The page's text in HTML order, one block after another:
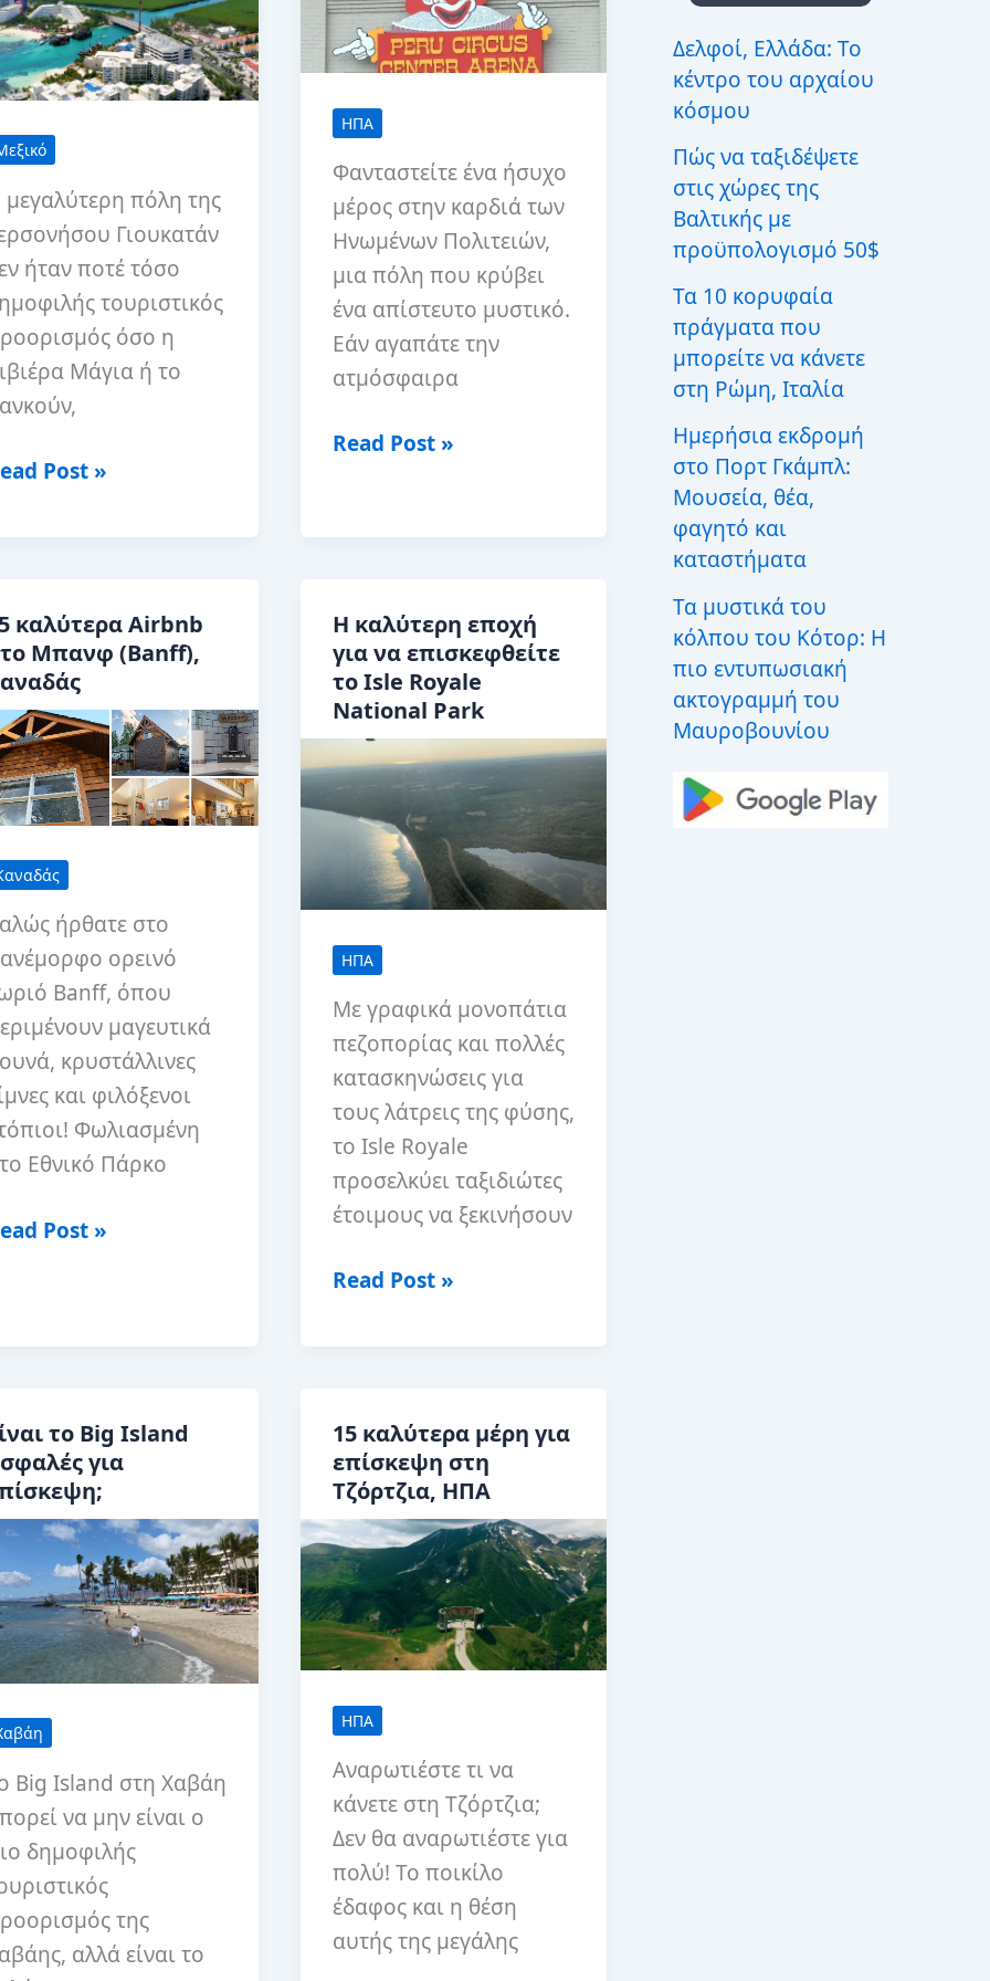
μεγαλύτερη πόλη της
Γιουκατάν
ήταν ποτέ τόσο
τουριστικός
όσο η
Μάγια ή το
Post »
ΗΠΑ
Φανταστείτε ένα ήσυχο
μέρος στην καρδιά των
Ηνωμένων Πολιτειών,
μια πόλη που κρύβει
ένα απίστευτο μυστικό.
Εάν αγαπάτε την
ατμόσφαιρα
Καλώς
Η
Καρδιά
του
Παγκόσμιου
Τσίρκου
Read Post »
καλύτερα Airbnb
Μπανφ (Banff),
ήρθατε στο
ορεινό
Banff, όπου
μαγευτικά
κρυστάλλινες
και φιλόξενοι
Φωλιασμένη
Εθνικό Πάρκο
Post »
Η καλύτερη εποχή
για να επισκεφθείτε
το Isle Royale
National Park
ΗΠΑ
Με γραφικά μονοπάτια
πεζοπορίας και πολλές
κατασκηνώσεις για
τους λάτρεις της φύσης,
το Isle Royale
προσελκύει ταξιδιώτες
έτοιμους να ξεκινήσουν
Η
επισκεφθείτε
το
Isle
Royale
National
Park
Read Post »
το Big Island
για
Big Island στη Χαβάη
να μην είναι ο
δημοφιλής
της
αλλά είναι το
15 καλύτερα μέρη για
επίσκεψη στη
Τζόρτζια, ΗΠΑ
ΗΠΑ
Αναρωτιέστε τι να
κάνετε στη Τζόρτζια;
Δεν θα αναρωτιέστε για
πολύ! Το ποικίλο
έδαφος και η θέση
αυτής της μεγάλης
:Δελφοί, Ελλάδα: Το
κέντρο του αρχαίου
κόσμου
Πώς να ταξιδέψετε
στις χώρες της
Βαλτικής με
προϋπολογισμό 50$
Τα 10 κορυφαία
πράγματα που
μπορείτε να κάνετε
στη Ρώμη, Ιταλία
Ημερήσια εκδρομή
στο Πορτ Γκάμπλ:
Μουσεία, θέα,
φαγητό και
καταστήματα
Τα μυστικά του
κόλπου του Κότορ: Η
πιο εντυπωσιακή
ακτογραμμή του
Μαυροβουνίου